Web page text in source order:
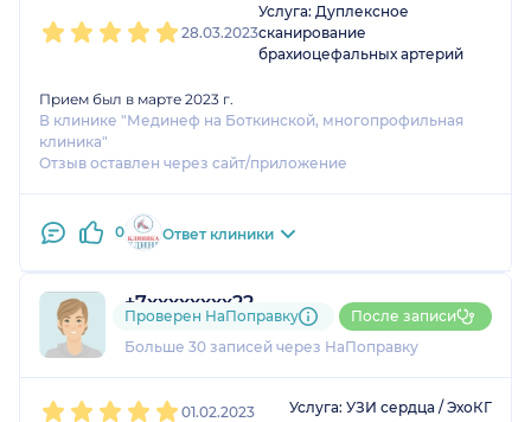
28.03.2023
Услуга: Дуплексное
сканирование
брахиоцефальных артерий
Прием был в марте 2023 г.
В клинике "Мединеф на Боткинской, многопрофильная
клиника"
Отзыв оставлен через сайт/приложение
0 Ответ клиники
+7xxxxxxxx22
9 отзывов и5 оценок
Больше 30 записей через НаПоправку
Проверен НаПоправку После записи
01.02.2023 Услуга: УЗИ сердца / ЭхоКГ